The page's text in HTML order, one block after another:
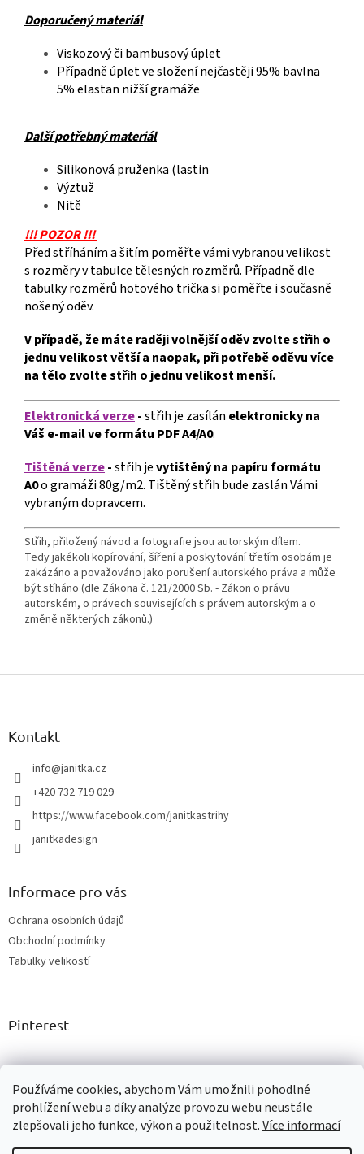
Používáme cookies, abychom Vám umožnili pohodlné
prohlížení webu a díky analýze provozu webu neustále
zlepšovali jeho funkce, výkon a použitelnost.Více informací
Doporučený materiál
Viskozový či bambusový úplet
Případně úplet ve složení nejčastěji 95% bavlna
5% elastan nižší gramáže
Další potřebný materiál
Silikonová pruženka (lastin
Výztuž
Nitě
!!! POZOR !!!
Před stříháním a šitím poměřte vámi vybranou velikost
s rozměry v tabulce tělesných rozměrů. Případně dle
tabulky rozměrů hotového trička si poměřte i současně
nošený oděv.
V případě, že máte raději volnější oděv zvolte střih o
jednu velikost větší a naopak, při potřebě oděvu více
na tělo zvolte střih o jednu velikost menší.
Elektronická verze-střih je zasílán elektronickyna
Váš e-mail ve formátu PDF A4/A0.
Tištěná verze-střih jevytištěný na papíru formátu
A0o gramáži 80g/m2. Tištěný střih bude zaslán Vámi
vybraným dopravcem.
Střih, přiložený návod a fotografie jsou autorským dílem.
Tedy jakékoli kopírování, šíření a poskytování třetím osobám je
zakázáno a považováno jako porušení autorského práva a může
být stíháno (dle Zákona č. 121/2000 Sb. - Zákon o právu
autorském, o právech souvisejících s právem autorským a o
změně některých zákonů.)
Z
Kontakt
info@janitka.cz
+420 732 719 029
https://www.facebook.com/janitkastrihy
janitkadesign
Informace pro vás
Ochrana osobních údajů
Obchodní podmínky
Tabulky velikostí
Pinterest
Facebook